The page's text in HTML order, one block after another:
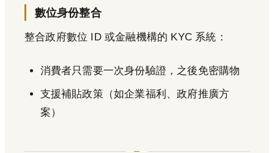
數位身份整合
整合政府數位 ID 或金融機構的 KYC 系統：
消費者只需要一次身份驗證，之後免密購物
支援補貼政策（如企業福利、政府推廣方
案）